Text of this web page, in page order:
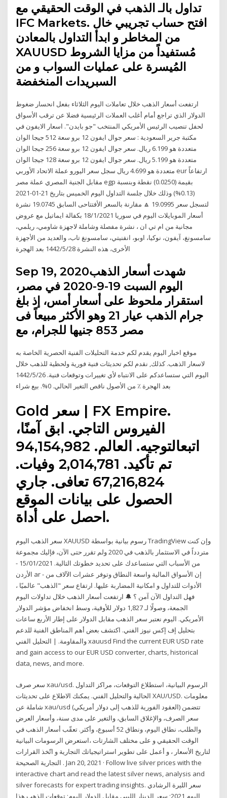
تداول بالـ الذهب في الوقت الحقيقي مع
IFC Markets. افتح حساب تجريبي خال
من المخاطر و ابدأ التداول بالمعادن
XAUUSD مُستفيداً من مزايا الشروط
المُيسرة على عمليات السواب و من
السبريدات المنخفضة
ارتفعت أسعار الذهب خلال تعاملات اليوم الثلاثاء بفعل انحسار ضغوط
الدولار الذي تراجع أمام أغلب العملات الرئيسية فضلا عن ترقب الأسواق
لحفل تنصيب الرئيس الأمريكي المنتخب "جو بايدن". اسعار الايفون في
مكتبة جرير السعودية : سعر جوال ايفون 12 برو سعة 512 جيجا الوان
متعددة هو 6.199 ريال. سعر جوال ايفون 12 برو سعة 256 جيجا الوان
متعددة هو 5.199 ريال. سعر جوال ايفون 12 برو سعة 128 جيجا الوان
متعددة هو 4.699 ريال سجل سعر اليورو عملة الاتحاد الأوربي eur ارتفاعاً
مقابل الجنية المصري عملة مصر egp بقيمة (0.0250) نقطة وبنسبة
(0.13%) وذلك خلال جلسة التداول اليوم الخميس بتاريخ 21-01-2021
لتسجل سعر 19.0995 🔼 مقارنة بالسعر الأفتتاحى السابق 19.0745 نشرة
أسعار الموبايلات اليوم في سوريا 18/1/2021 بكفالة ايماتيل مع عروض
مجانية من ام تي ان ، نشرة مفصلة وشاملة لاجهزة شاومي، ريلمي،
سامسونغ، آيفون، نوكيا، اوبو، انفنيتي، سامسونغ تاب، والعديد من الأجهزة
الأخرى، هذه النشرة 28‏‏/5‏‏/1442 بعد الهجرة
Sep 19, 2020شهدت أسعار الذهب
اليوم السبت 19-9-2020 في مصر،
استقرار ملحوظ على أسعار أمس، إذ بلغ
جرام الذهب عيار 21 وهو الأكثر مبيعاً فى
موقع اخبار اليوم يقدم لكم خدمة التحليلات الفنية الحصرية الخاصة به
لاسعار الذهب. كذلك, نقدم لكم تحديثات فنية فورية ولحظية للذهب خلال
اليوم التي ستساعدكم على الانتباه لأي تغييرات وتوقعات فنية. 26‏‏/5‏‏/1442
بعد الهجرة ٪ من الأصول ناقص التغير الحالي. 0%. بيع شراء
Gold سعر | FX Empire.
الفيروس التاجي. ابق آمنًا،
اتبعالتوجيه. العالم. 94,154,982
تم تأكيد. 2,014,781 وفيات.
67,216,824 تعافى. جاري
الحصول على بيانات الموقع
احصل على أداة.
سعر الذهب اليوم XAUUSD رسوم بيانية بواسطة TradingView وإن كنت
متردداً في الاستثمار بالذهب في 2020 ولم تقرر حتى الآن، فإليك مجموعة
من الأسباب التي ستساعدك على تحديد خطوتك التالية. 15/01/2021 -
الأردن ar - إن الأسواق المالية واسعة النطاق وتوفر عشرات الآلاف من
الأدوات للتداول و امكانية المضاربة عليها. ارتفاع سعر "الذهب" عالميًا ،
فهل التداول الآن آمن ؟ 🔔 ارتفعت أسعار الذهب خلال تداولات اليوم
الجمعة، وصولًا لـ 1,827 دولار للأوقية، وسط انخفاض مؤشر الدولار
الأمريكي. اليوم نعتبر سعر الذهب مقابل الدولار على إطار الأربع ساعات
بتحليل إف إكس نيوز الفني. اكتشف بعض أهم المناطق الفنية للدعم
والمقاومة. | التحليل الفني xauusd Find the current EUR USD rate
and gain access to our EUR USD converter, charts, historical
data, news, and more.
سعر صرف xau/usd. الرسوم البيانية، استطلاع التوقعات، مراكز التداول
الحالية والتحليل الفني. يمكنك الاطلاع على تحديثات XAU/USD. معلومات
شاملة عن xau/usd (العقود الفورية للذهب إلى دولار أمريكي) تتضمن
سعر الصرف، والإغلاق السابق، والتغير على مدى سنة، وأسعار العرض
والطلب، نطاق اليوم، ونطاق 52 أسبوع، وأكثر. تعقّب أسعار الذهب في
الوقت الحقيقي و على مختلف الشارتات ،استعرض الرسومات البيانية
لتاريخ الأسعار ، و أعمل على تطوير استراتيجياتك التجارية و اتّخذ القرارات
التجارية الصحيحة . Jan 20, 2021 · Follow live silver prices with the
interactive chart and read the latest silver news, analysis and
silver forecasts for expert trading insights. سعر الليرة الرشادي
اليوم 2021; سعر الدينار الليبي مقابل الدولار اليوم; توقعات الذهب هذا